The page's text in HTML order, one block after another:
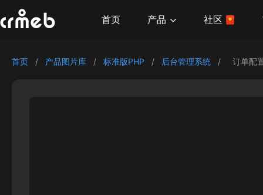
首页 产品 社区
首页 / 产品图片库 / 标准版PHP / 后台管理系统 / 订单配